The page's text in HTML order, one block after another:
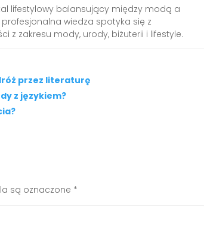
lifestylowy balansujący między modą a
wiedza spotyka się z
z zakresu mody, urody, biżuterii i lifestyle.
przez literaturę
z językiem?
są oznaczone *